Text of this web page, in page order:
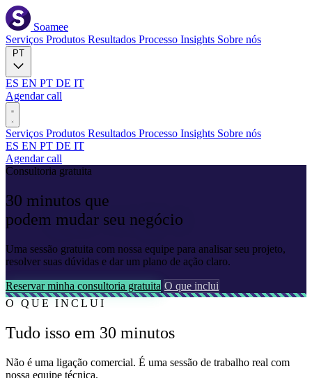
Soamee
Serviços Produtos Resultados Processo Insights Sobre nós
ES EN PT DE IT
Agendar call
Serviços Produtos Resultados Processo Insights Sobre nós
ES EN PT DE IT
Agendar call
Consultoria gratuita
30 minutos que
podem mudar seu negócio
Uma sessão gratuita com nossa equipe para analisar seu projeto,
resolver suas dúvidas e dar um plano de ação claro.
Reservar minha consultoria gratuita O que inclui
O QUE INCLUI
Tudo isso em 30 minutos
Não é uma ligação comercial. É uma sessão de trabalho real com
nossa equipe técnica.